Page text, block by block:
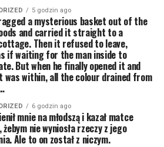
5 godzin ago
a mysterious basket out of the
and carried it straight to a
Then it refused to leave,
if waiting for the man inside to
But when he finally opened it and
was within, all the colour drained from
6 godzin ago
mnie na młodszą i kazał matce
żebym nie wyniosła rzeczy z jego
Ale to on został z niczym.